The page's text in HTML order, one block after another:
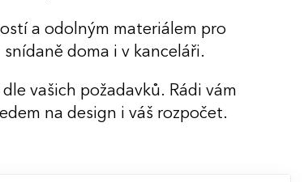
a odolným materiálem pro
doma i v kanceláři.
vašich požadavků. Rádi vám
na design i váš rozpočet.